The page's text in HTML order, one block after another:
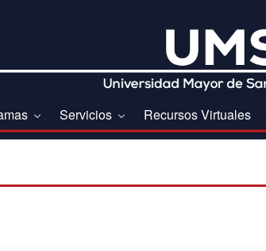
Servicios Recursos Virtuales